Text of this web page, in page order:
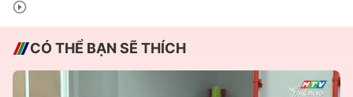
CÓ THỂ BẠN SẼ THÍCH